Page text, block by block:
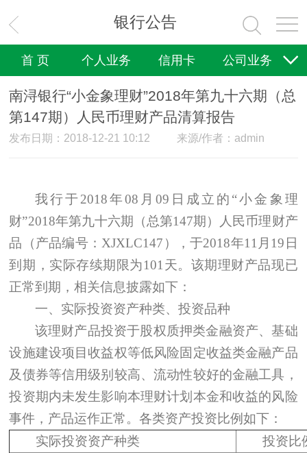
银行公告
首 页 个人业务 信用卡 公司业务
国际业务 理财业务 电子银行 普惠金融
文明创建 关于我们 诚聘英才
南浔银行“小金象理财”2018年第九十六期（总
第147期）人民币理财产品清算报告
发布日期：2018-12-21 10:12 来源/作者：admin
我行于2018年08 月09 日成立的“小金象理
财”2018年第九十六期（总第147期）人民币理财产
品（产品编号： XJXLC147 ），于2018年11 月 19 日
到期，实际存续期限为101 天。该期理财产品现已
正常到期，相关信息披露如下：
一、实际投资资产种类、投资品种
该理财产品投资于股权质押类金融资产、基础
设施建设项目收益权等低风险固定收益类金融产品
及债券等信用级别较高、流动性较好的金融工具，
投资期内未发生影响本理财计划本金和收益的风险
事件，产品运作正常。各类资产投资比例如下：
实际投资资产种类
投资比